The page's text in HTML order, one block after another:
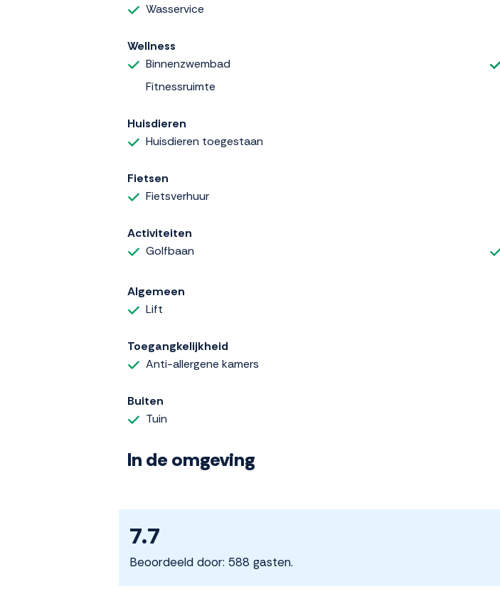
Wasservice
Wellness
Binnenzwembad
Fitnessruimte
Huisdieren
Huisdieren toegestaan
Fietsen
Fietsverhuur
Activiteiten
Golfbaan
Algemeen
Lift
Toegangkelijkheid
Anti-allergene kamers
Buiten
Tuin
In de omgeving
7.7
Beoordeeld door: 588 gasten.